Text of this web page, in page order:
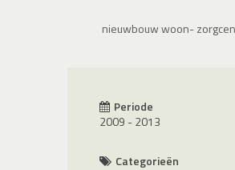
nieuwbouw woon-
Periode
2009 - 2013
Categorieën